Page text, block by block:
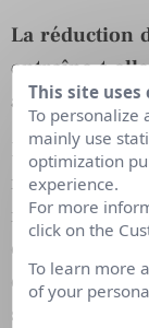
La réduction
entraîne-t-
avec les
Il est clair
nous
notamment,
structures, la
This site uses
To personalize
mainly use
optimization
experience.
For more
click on the
To learn more
of your